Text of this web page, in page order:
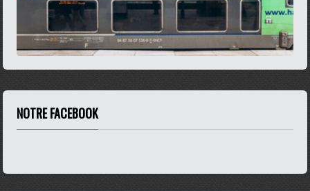
NOTRE FACEBOOK